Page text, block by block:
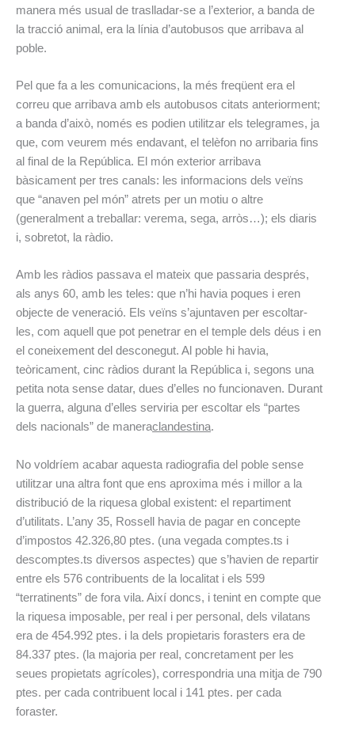
manera més usual de traslladar-se a l’exterior, a banda de
la tracció animal, era la línia d’autobusos que arribava al
poble.
Pel que fa a les comunicacions, la més freqüent era el
correu que arribava amb els autobusos citats anteriorment;
a banda d’això, només es podien utilitzar els telegrames, ja
que, com veurem més endavant, el telèfon no arribaria fins
al final de la República. El món exterior arribava
bàsicament per tres canals: les informacions dels veïns
que “anaven pel món” atrets per un motiu o altre
(generalment a treballar: verema, sega, arròs…); els diaris
i, sobretot, la ràdio.
Amb les ràdios passava el mateix que passaria després,
als anys 60, amb les teles: que n’hi havia poques i eren
objecte de veneració. Els veïns s’ajuntaven per escoltar-
les, com aquell que pot penetrar en el temple dels déus i en
el coneixement del desconegut. Al poble hi havia,
teòricament, cinc ràdios durant la República i, segons una
petita nota sense datar, dues d’elles no funcionaven. Durant
la guerra, alguna d’elles serviria per escoltar els “partes
dels nacionals” de maneraclandestina.
No voldríem acabar aquesta radiografia del poble sense
utilitzar una altra font que ens aproxima més i millor a la
distribució de la riquesa global existent: el repartiment
d’utilitats. L’any 35, Rossell havia de pagar en concepte
d’impostos 42.326,80 ptes. (una vegada comptes.ts i
descomptes.ts diversos aspectes) que s’havien de repartir
entre els 576 contribuents de la localitat i els 599
“terratinents” de fora vila. Així doncs, i tenint en compte que
la riquesa imposable, per real i per personal, dels vilatans
era de 454.992 ptes. i la dels propietaris forasters era de
84.337 ptes. (la majoria per real, concretament per les
seues propietats agrícoles), correspondria una mitja de 790
ptes. per cada contribuent local i 141 ptes. per cada
foraster.